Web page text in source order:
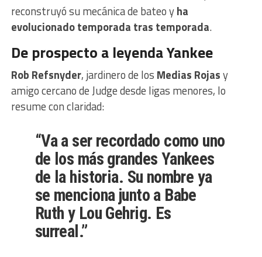
reconstruyó su mecánica de bateo yha
evolucionado temporada tras temporada.
De prospecto a leyenda Yankee
Rob Refsnyder, jardinero de los Medias Rojasy
amigo cercano de Judge desde ligas menores, lo
resume con claridad:
“Va a ser recordado como uno
de los más grandes Yankees
de la historia. Su nombre ya
se menciona junto a Babe
Ruth y Lou Gehrig. Es
surreal.”